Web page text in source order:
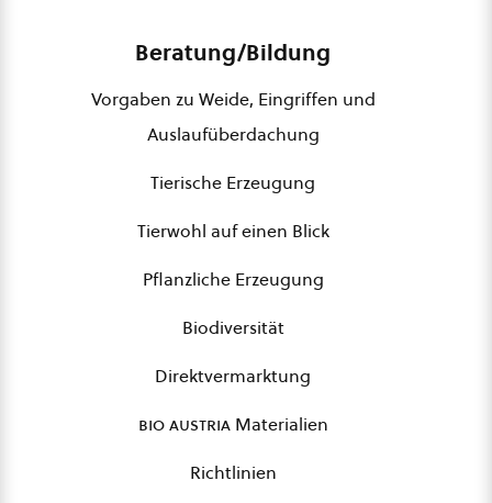
Beratung/Bildung
Vorgaben zu Weide, Eingriffen und
Auslaufüberdachung
Tierische Erzeugung
Tierwohl auf einen Blick
Pflanzliche Erzeugung
Biodiversität
Direktvermarktung
bio austriaMaterialien
Richtlinien